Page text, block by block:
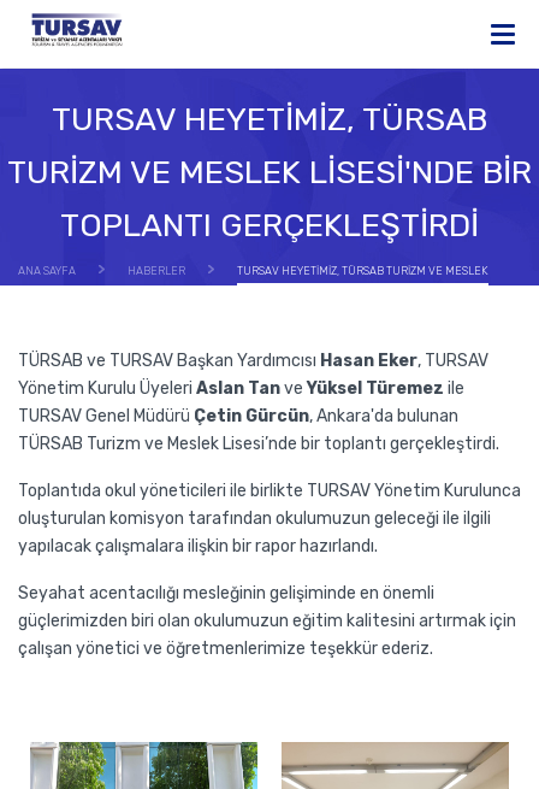
TURSAV HEYETİMİZ, TÜRSAB
TURİZM VE MESLEK LİSESİ'NDE BİR
TOPLANTI GERÇEKLEŞTİRDİ
ANA SAYFA HABERLER TURSAV HEYETİMİZ, TÜRSAB TURİZM VE MESLEK
TÜRSAB ve TURSAV Başkan Yardımcısı Hasan Eker, TURSAV
Yönetim Kurulu Üyeleri Aslan TanveYüksel Türemez ile
TURSAV Genel Müdürü Çetin Gürcün, Ankara'da bulunan
TÜRSAB Turizm ve Meslek Lisesi’nde bir toplantı gerçekleştirdi.
Toplantıda okul yöneticileri ile birlikte TURSAV Yönetim Kurulunca
oluşturulan komisyon tarafından okulumuzun geleceği ile ilgili
yapılacak çalışmalara ilişkin bir rapor hazırlandı.
Seyahat acentacılığı mesleğinin gelişiminde en önemli
güçlerimizden biri olan okulumuzun eğitim kalitesini artırmak için
çalışan yönetici ve öğretmenlerimize teşekkür ederiz.